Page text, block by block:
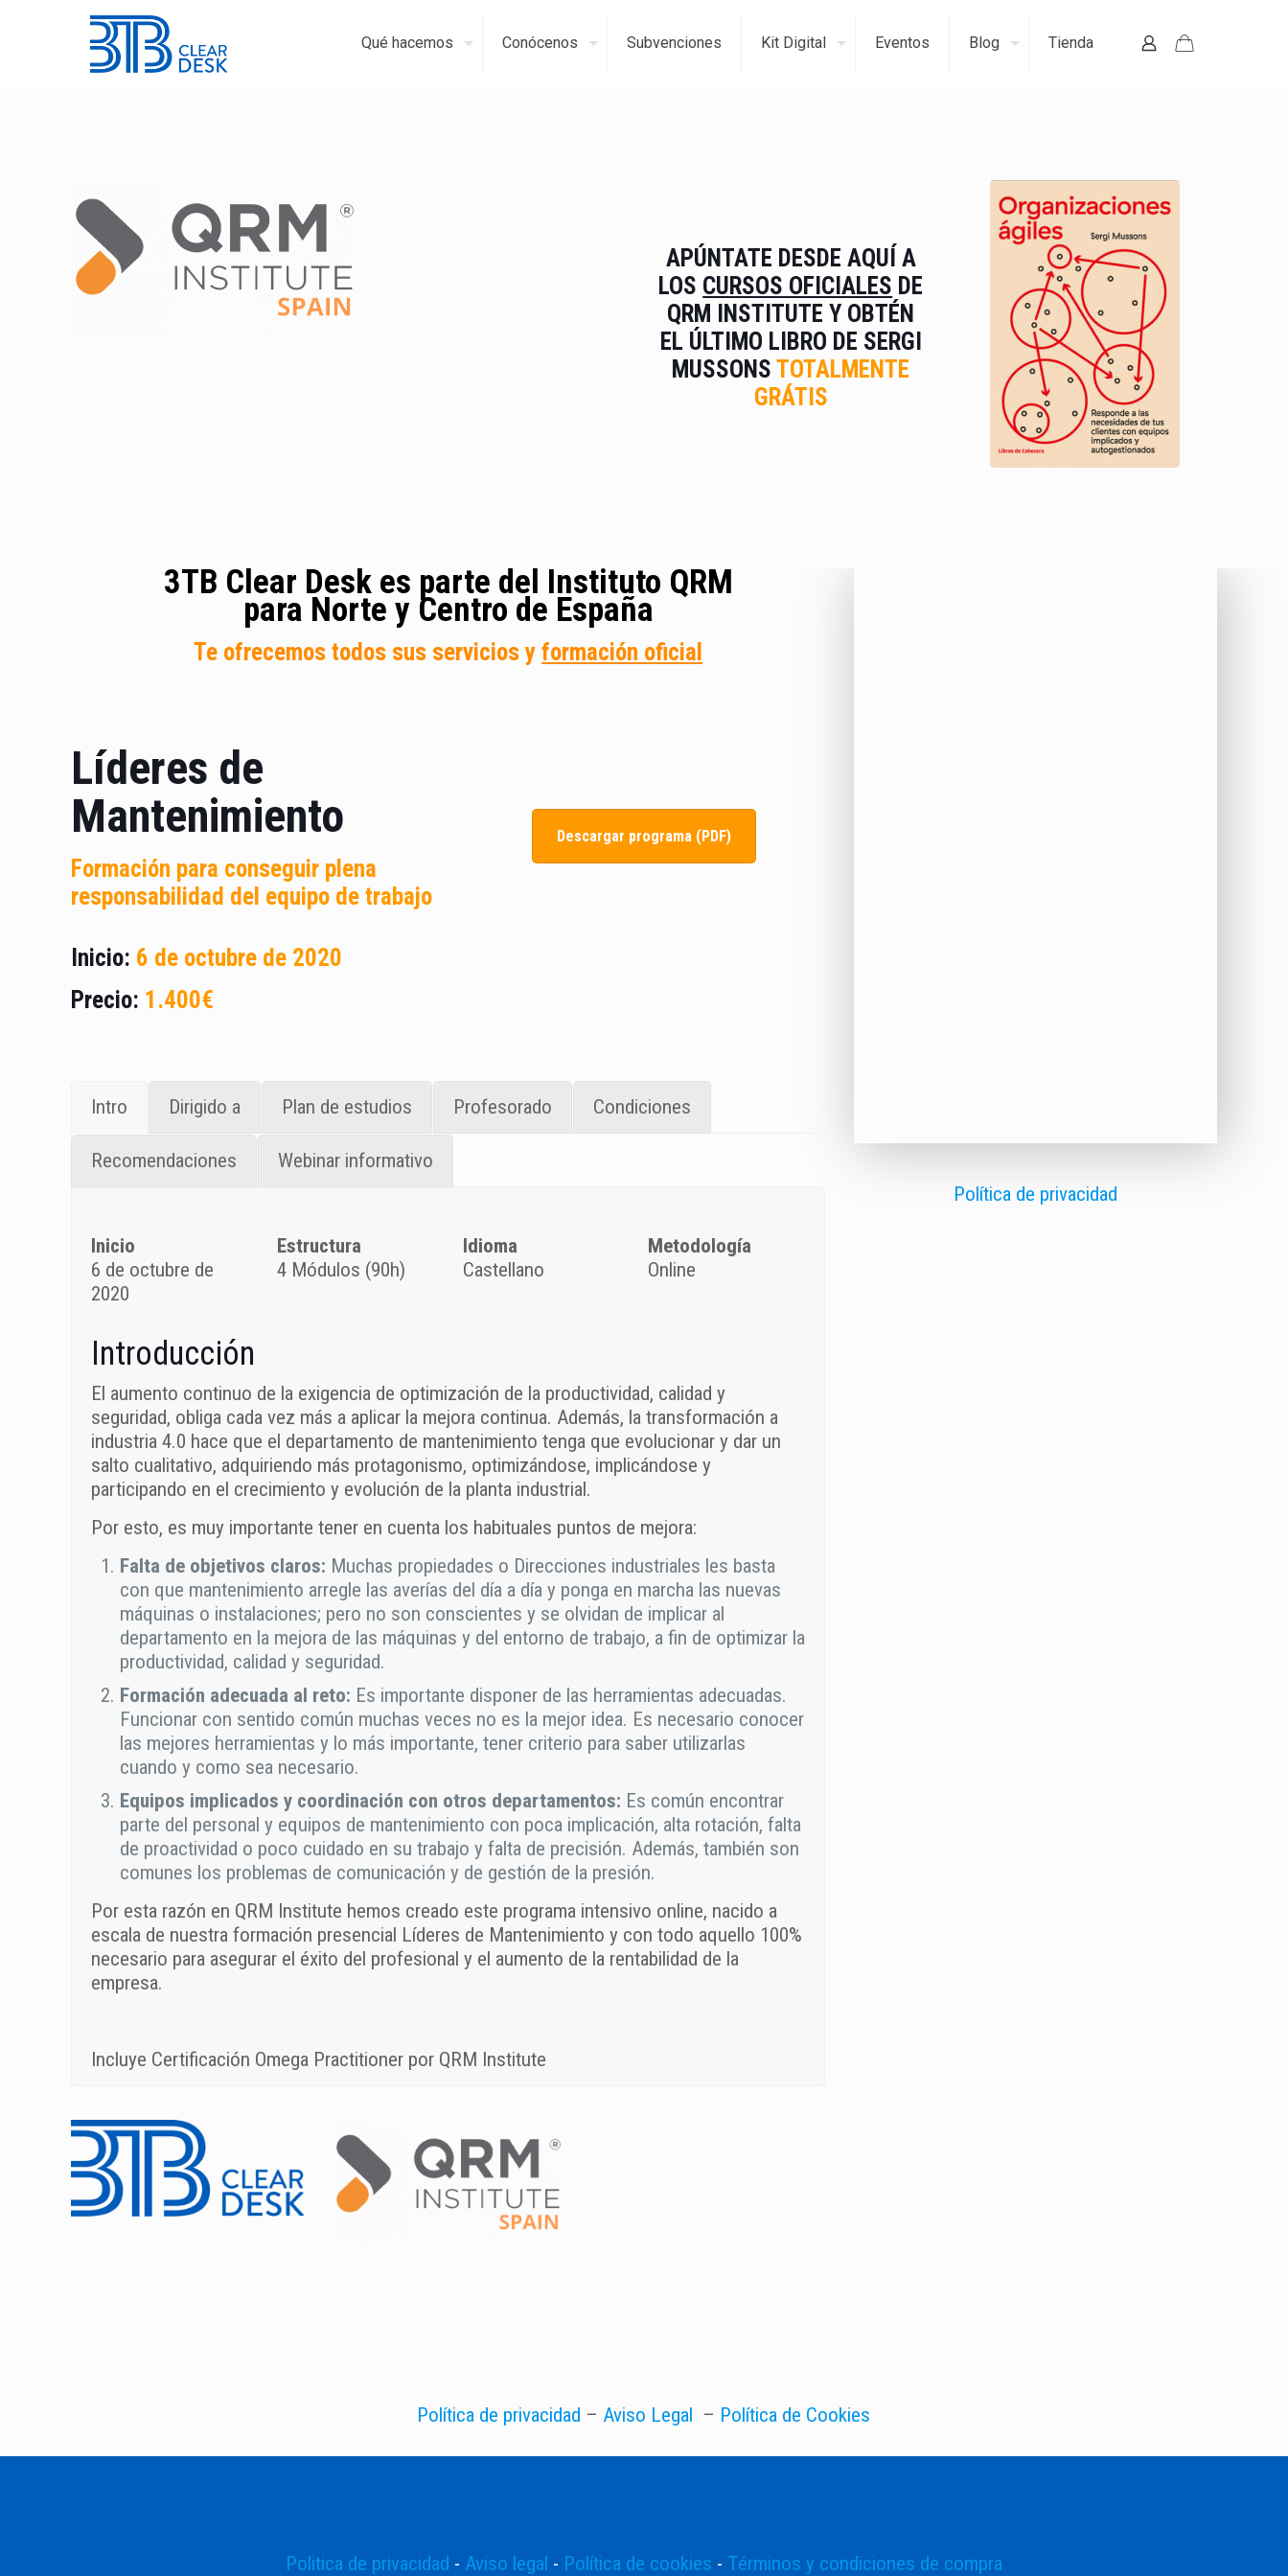
Qué hacemos Conócenos Subvenciones Kit Digital Eventos Blog Tienda
APÚNTATE DESDE AQUÍ A
LOS CURSOS OFICIALES DE
QRM INSTITUTE Y OBTÉN
EL ÚLTIMO LIBRO DE SERGI
MUSSONSTOTALMENTE
GRÁTIS
3TB Clear Desk es parte del Instituto QRM
para Norte y Centro de España
Te ofrecemos todos sus servicios yformación oficial
Líderes de
Mantenimiento
Formación para conseguir plena
responsabilidad del equipo de trabajo
Inicio: 6 de octubre de 2020
Precio: 1.400€
Descargar programa (PDF)
Intro Dirigido a Plan de estudios Profesorado Condiciones
Recomendaciones Webinar informativo
Inicio
6 de octubre de
2020
Estructura
4 Módulos (90h)
Idioma
Castellano
Metodología
Online
Introducción
El aumento continuo de la exigencia de optimización de la productividad, calidad y
seguridad, obliga cada vez más a aplicar la mejora continua. Además, la transformación a
industria 4.0 hace que el departamento de mantenimiento tenga que evolucionar y dar un
salto cualitativo, adquiriendo más protagonismo, optimizándose, implicándose y
participando en el crecimiento y evolución de la planta industrial.
Por esto, es muy importante tener en cuenta los habituales puntos de mejora:
Falta de objetivos claros: Muchas propiedades o Direcciones industriales les basta
con que mantenimiento arregle las averías del día a día y ponga en marcha las nuevas
máquinas o instalaciones; pero no son conscientes y se olvidan de implicar al
departamento en la mejora de las máquinas y del entorno de trabajo, a fin de optimizar la
productividad, calidad y seguridad.
Formación adecuada al reto: Es importante disponer de las herramientas adecuadas.
Funcionar con sentido común muchas veces no es la mejor idea. Es necesario conocer
las mejores herramientas y lo más importante, tener criterio para saber utilizarlas
cuando y como sea necesario.
Equipos implicados y coordinación con otros departamentos: Es común encontrar
parte del personal y equipos de mantenimiento con poca implicación, alta rotación, falta
de proactividad o poco cuidado en su trabajo y falta de precisión. Además, también son
comunes los problemas de comunicación y de gestión de la presión.
Por esta razón en QRM Institute hemos creado este programa intensivo online, nacido a
escala de nuestra formación presencial Líderes de Mantenimiento y con todo aquello 100%
necesario para asegurar el éxito del profesional y el aumento de la rentabilidad de la
empresa.
Incluye Certificación Omega Practitioner por QRM Institute
Política de privacidad
Política de privacidad – Aviso Legal – Política de Cookies
Politica de privacidad - Aviso legal - Política de cookies - Términos y condiciones de compra